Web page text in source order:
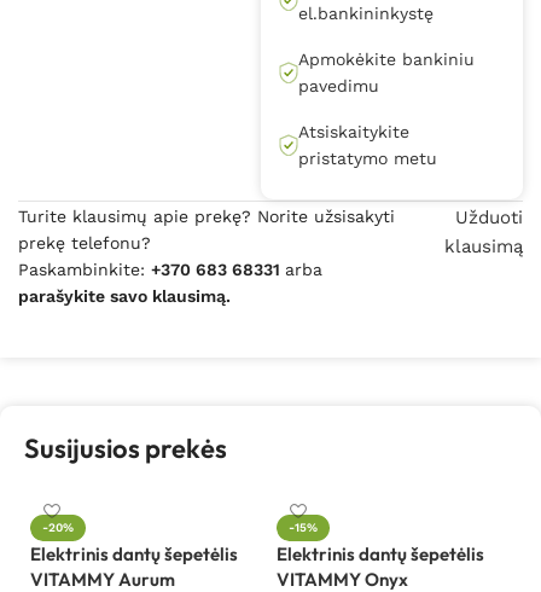
el.bankininkystę
Apmokėkite bankiniu
pavedimu
Atsiskaitykite
pristatymo metu
Turite klausimų apie prekę? Norite užsisakyti
prekę telefonu?
Paskambinkite: +370 683 68331 arba
parašykite savo klausimą.
Užduoti
klausimą
Susijusios prekės
-20%
Elektrinis dantų šepetėlis
VITAMMY Aurum
-15%
Elektrinis dantų šepetėlis
VITAMMY Onyx